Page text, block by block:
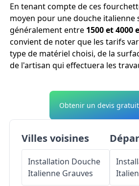
En tenant compte de ces
moyen pour une douche italienne
généralement entre 1500 et 4000
convient de noter que les tarifs
type de matériel choisi, de la
de l'artisan qui effectuera les
Obtenir un devis
Villes voisines
Installation Douche
Italienne Grauves